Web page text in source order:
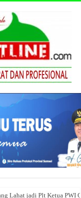
Lahat jadi Plt Ketua PWI